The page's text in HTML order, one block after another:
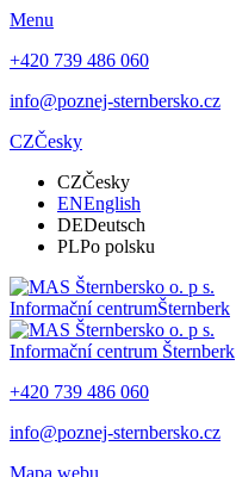
Menu
+420 739 486 060
info@poznej-sternbersko.cz
CZČesky
CZČesky
ENEnglish
DEDeutsch
PLPo polsku
Informační centrumŠternberk
Informační centrum Šternberk
+420 739 486 060
info@poznej-sternbersko.cz
Mapa webu